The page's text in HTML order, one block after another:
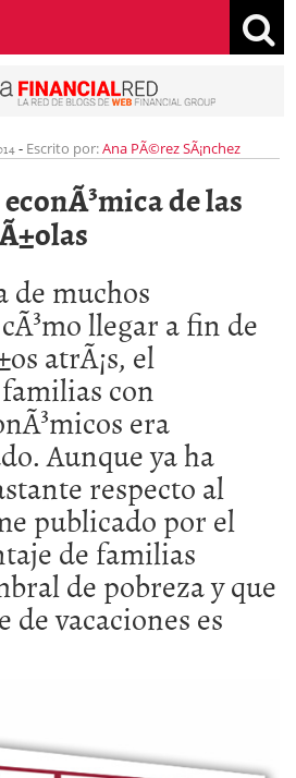
- Escrito por:Ana PÃ©rez SÃ¡nchez
de las
de muchos
llegar a fin de
atrÃ¡s, el
con
era
Aunque ya ha
respecto al
publicado por el
de familias
de pobreza y que
vacaciones es